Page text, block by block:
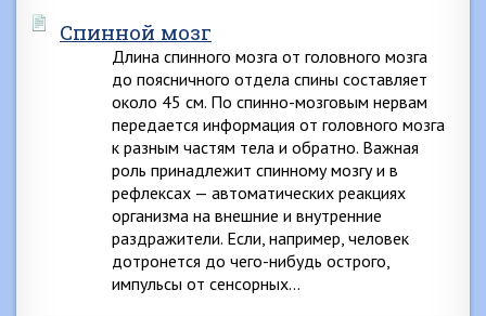
Спинной мозг
Длина спинного мозга от головного мозга
до поясничного отдела спины составляет
около 45 см. По спинно-мозговым нервам
передается информация от головного мозга
к разным частям тела и обратно. Важная
роль принадлежит спинному мозгу и в
рефлексах — автоматических реакциях
организма на внешние и внутренние
раздражители. Если, например, человек
дотронется до чего-нибудь острого,
импульсы от сенсорных…